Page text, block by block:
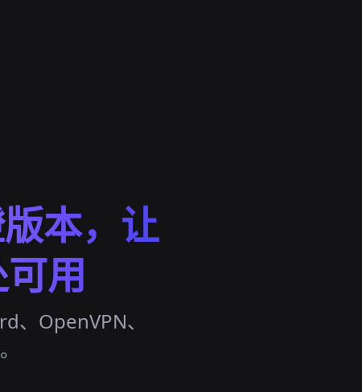
本，让
用
、OpenVPN、